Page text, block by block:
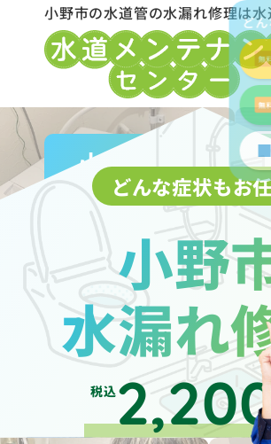
小野市の水道管の水漏れ修理は
小野市水道
どんな症状もお
小野
水漏れ
税込
ど